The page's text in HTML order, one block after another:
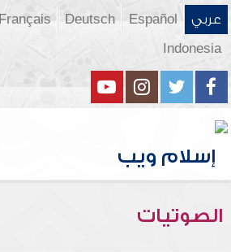
عربي Español
Deutsch
Français
Indonesia
الصوتيات